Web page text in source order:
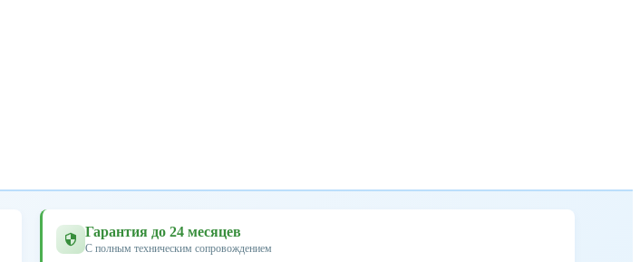
Гарантия до 24 месяцев
С полным техническим сопровождением